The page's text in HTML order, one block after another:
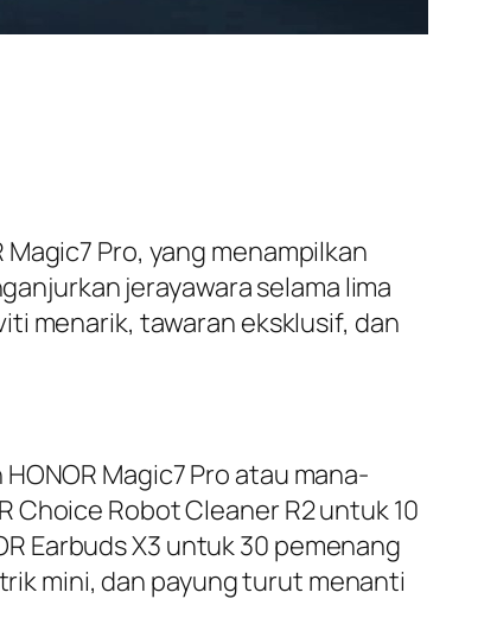
Pro, yang menampilkan
jerayawara selama lima
menarik, tawaran eksklusif, dan
Magic7 Pro atau mana-
Choice Robot Cleaner R2 untuk 10
Earbuds X3 untuk 30 pemenang
mini, dan payung turut menanti